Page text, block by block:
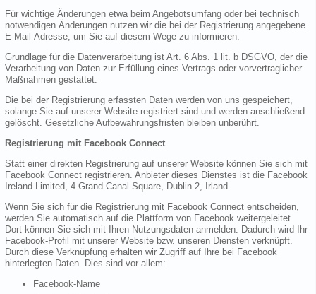
Für wichtige Änderungen etwa beim Angebotsumfang oder bei technisch
notwendigen Änderungen nutzen wir die bei der Registrierung angegebene
E-Mail-Adresse, um Sie auf diesem Wege zu informieren.
Grundlage für die Datenverarbeitung ist Art. 6 Abs. 1 lit. b DSGVO, der die
Verarbeitung von Daten zur Erfüllung eines Vertrags oder vorvertraglicher
Maßnahmen gestattet.
Die bei der Registrierung erfassten Daten werden von uns gespeichert,
solange Sie auf unserer Website registriert sind und werden anschließend
gelöscht. Gesetzliche Aufbewahrungsfristen bleiben unberührt.
Registrierung mit Facebook Connect
Statt einer direkten Registrierung auf unserer Website können Sie sich mit
Facebook Connect registrieren. Anbieter dieses Dienstes ist die Facebook
Ireland Limited, 4 Grand Canal Square, Dublin 2, Irland.
Wenn Sie sich für die Registrierung mit Facebook Connect entscheiden,
werden Sie automatisch auf die Plattform von Facebook weitergeleitet.
Dort können Sie sich mit Ihren Nutzungsdaten anmelden. Dadurch wird Ihr
Facebook-Profil mit unserer Website bzw. unseren Diensten verknüpft.
Durch diese Verknüpfung erhalten wir Zugriff auf Ihre bei Facebook
hinterlegten Daten. Dies sind vor allem:
Facebook-Name